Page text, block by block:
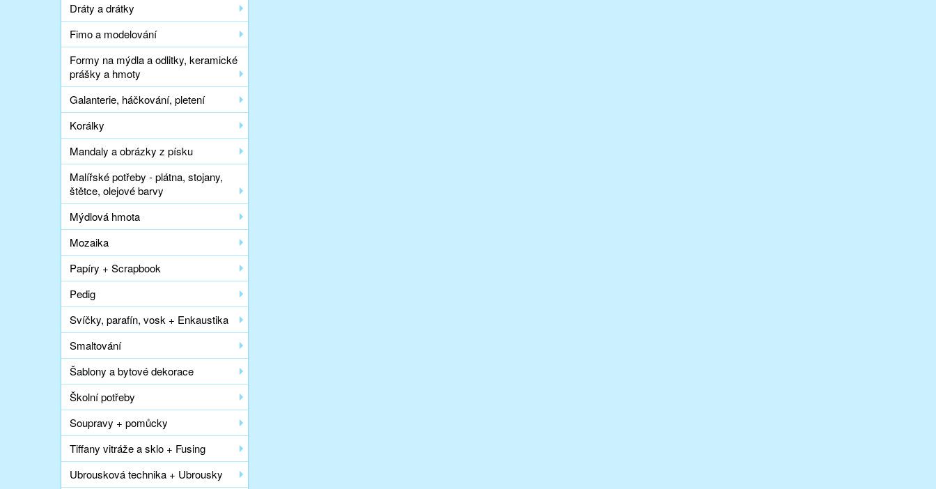
Dráty a drátky
Fimo a modelování
Formy na mýdla a odlitky, keramické
prášky a hmoty
Galanterie, háčkování, pletení
Korálky
Mandaly a obrázky z písku
Malířské potřeby - plátna, stojany,
štětce, olejové barvy
Mýdlová hmota
Mozaika
Papíry + Scrapbook
Pedig
Svíčky, parafín, vosk + Enkaustika
Smaltování
Šablony a bytové dekorace
Školní potřeby
Soupravy + pomůcky
Tiffany vitráže a sklo + Fusing
Ubrousková technika + Ubrousky